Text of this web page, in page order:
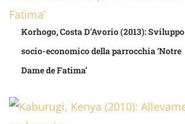
Korhogo, Costa D’Avorio (2013): Sviluppo
socio-economico della parrocchia ‘Notre
Dame de Fatima’